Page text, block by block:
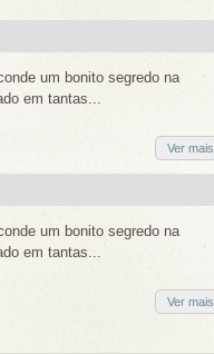
um bonito segredo na
em tantas...
Ver mais
um bonito segredo na
em tantas...
Ver mais